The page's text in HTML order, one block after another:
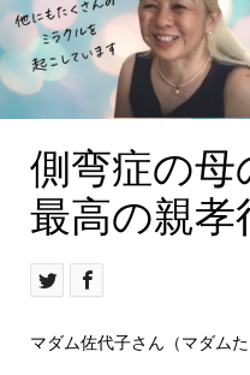
母の痛みを取った！
側弯症の母
最高の親孝
マダム佐代子さん（マダムた